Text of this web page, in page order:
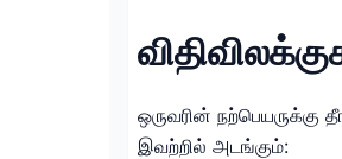
ஒருவரின் நற்பெயருக்கு
இவற்றில் அடங்கும்: